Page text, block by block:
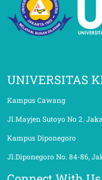
UNIVERSITAS
Kampus Cawang
Jl.Mayjen Sutoyo No 2.
Kampus Diponegoro
Jl.Diponegoro No. 84-86,